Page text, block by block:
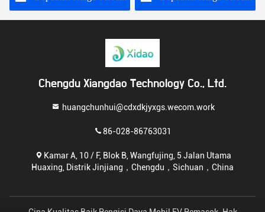
Chengdu Xiangdao Technology Co., Ltd.
huangchunhui@cdxdkjyxgs.wecom.work
86-028-86763031
Kamar A, 10 / F, Blok B, Wangfujing, 5 Jalan Utama
Huaxing, Distrik Jinjiang，Chengdu，Sichuan，China